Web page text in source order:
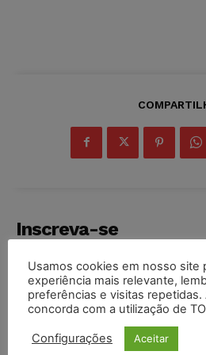
Inscreva-se
INSCREVER
Usamos cookies em nosso site
experiência mais relevante,
preferências e visitas repetidas.
concorda com a utilização de
Configurações Aceitar